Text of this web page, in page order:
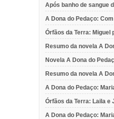
Após banho de sangue
A Dona do Pedaço:
Órfãos da Terra: Miguel
Resumo da novela A
Novela A Dona do
Resumo da novela A
A Dona do Pedaço:
Órfãos da Terra: Laila e
A Dona do Pedaço: